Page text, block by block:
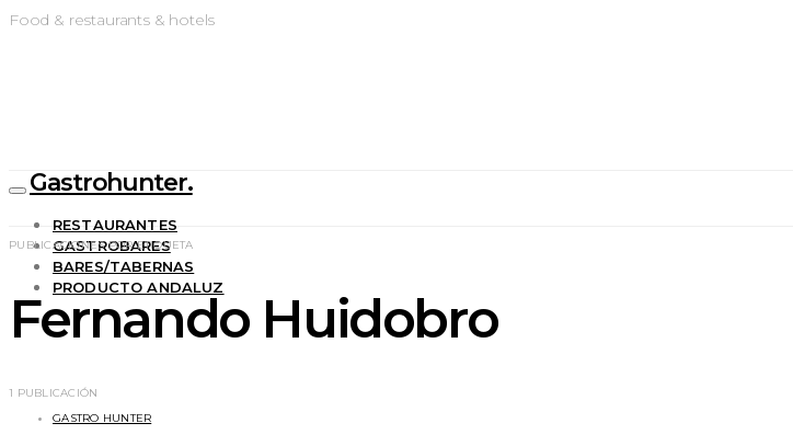
Food & restaurants & hotels
Gastrohunter.
RESTAURANTES
GASTROBARES
BARES/TABERNAS
PRODUCTO ANDALUZ
PUBLICACIONES POR ETIQUETA
Fernando Huidobro
1 PUBLICACIÓN
GASTRO HUNTER